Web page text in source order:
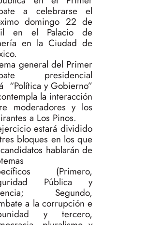
a celebrarse el
domingo 22 de
en el Palacio de
en la Ciudad de
general del Primer
presidencial
“Política y Gobierno”
la interacción
moderadores y los
a Los Pinos.
estará dividido
bloques en los que
hablarán de
(Primero,
Pública y
Segundo,
a la corrupción e
y tercero,